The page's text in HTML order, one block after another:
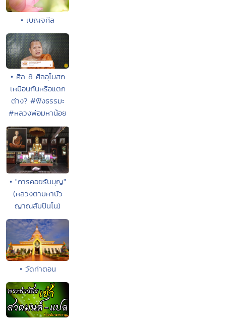
• เบญจศีล
• ศีล 8 ศีลอุโบสถ
เหมือนกันหรือแตก
ต่าง? #ฟังธรรมะ
#หลวงพ่อมหาน้อย
• "การคอยรับบุญ"
(หลวงตามหาบัว
ญาณสัมปันโน)
• วัดท่าตอน